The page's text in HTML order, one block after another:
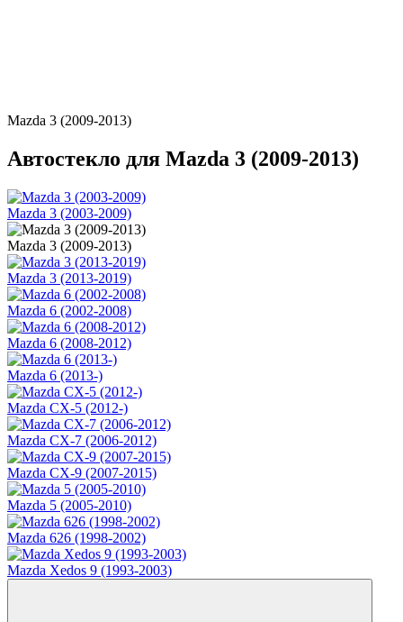
Mazda 3 (2009-2013)
Автостекло для Mazda 3 (2009-2013)
Mazda 3 (2003-2009)
Mazda 3 (2009-2013)
Mazda 3 (2013-2019)
Mazda 6 (2002-2008)
Mazda 6 (2008-2012)
Mazda 6 (2013-)
Mazda CX-5 (2012-)
Mazda CX-7 (2006-2012)
Mazda CX-9 (2007-2015)
Mazda 5 (2005-2010)
Mazda 626 (1998-2002)
Mazda Xedos 9 (1993-2003)